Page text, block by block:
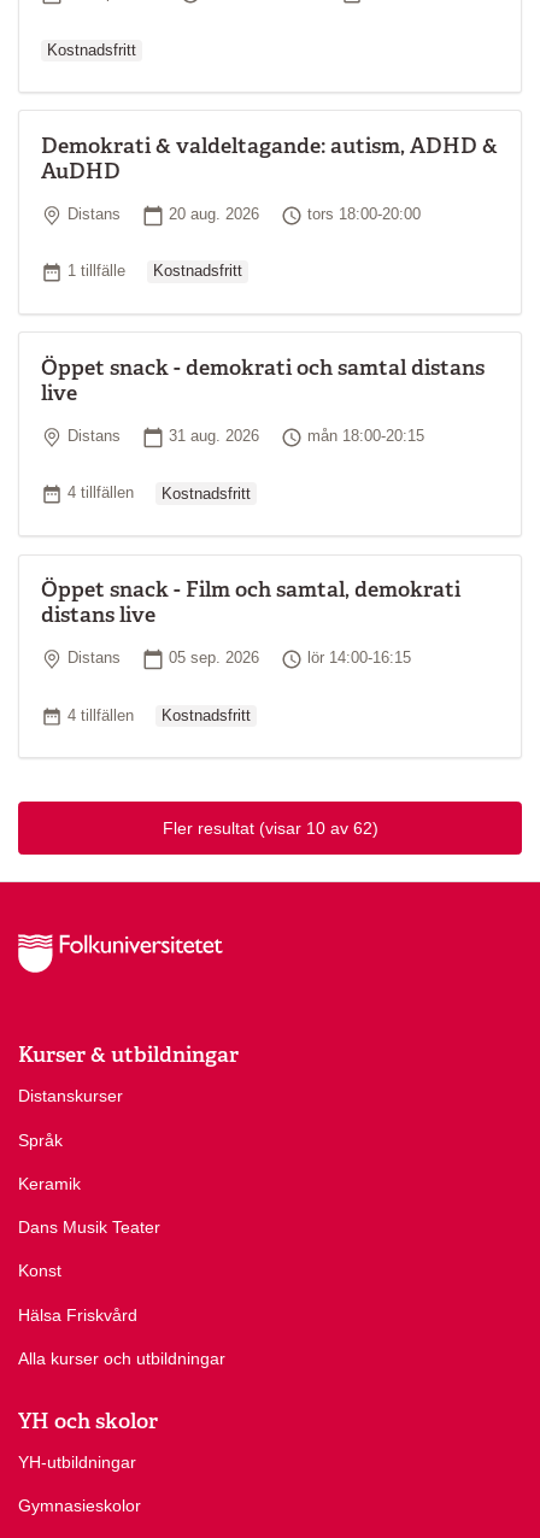
Kostnadsfritt
Demokrati & valdeltagande: autism, ADHD &
AuDHD
Plats
Distans Startdatum
20 aug. 2026 Tid
tors 18:00-20:00
Antal tillfällen
1 tillfälle Kostnadsfritt
Öppet snack - demokrati och samtal distans
live
Plats
Distans Startdatum
31 aug. 2026 Tid
mån 18:00-20:15
Antal tillfällen
4 tillfällen Kostnadsfritt
Öppet snack - Film och samtal, demokrati
distans live
Plats
Distans Startdatum
05 sep. 2026 Tid
lör 14:00-16:15
Antal tillfällen
4 tillfällen Kostnadsfritt
Fler resultat (visar 10 av 62)
Kurser & utbildningar
Distanskurser
Språk
Keramik
Dans Musik Teater
Konst
Hälsa Friskvård
Alla kurser och utbildningar
YH och skolor
YH-utbildningar
Gymnasieskolor